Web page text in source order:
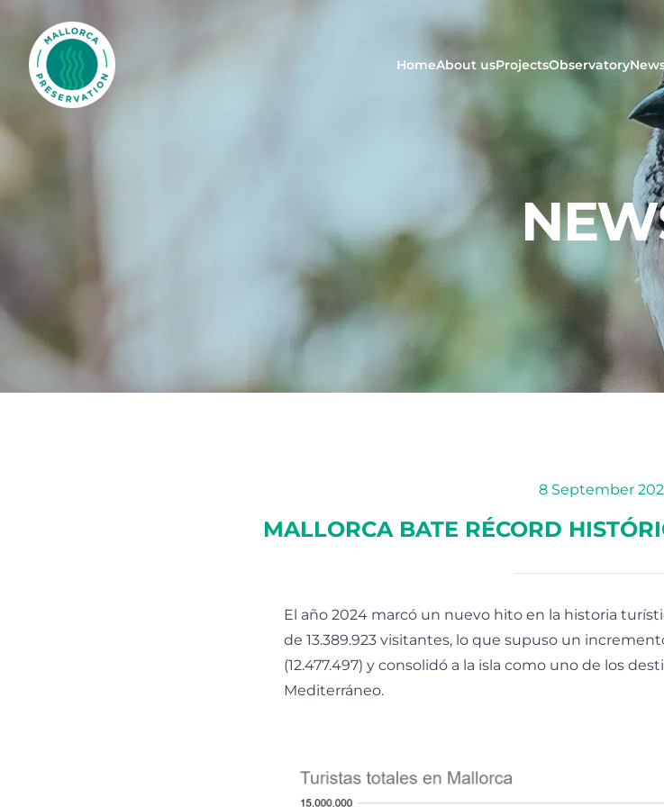
Mallorca Preservation Foundation
HomeAbout usProjectsObservatory
8 September
MALLORCA BATE RÉCORD
El año 2024 marcó un nuevo hito en la historia
de 13.389.923 visitantes, lo que supuso un
(12.477.497) y consolidó a la isla como uno de los
Mediterráneo.